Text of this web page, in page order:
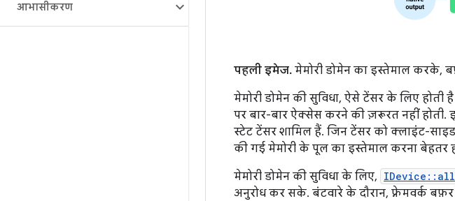
आभासीकरण
पहली इमेज. मेमोरी डोमेन का इस्तेमाल करके,
मेमोरी डोमेन की सुविधा, ऐसे टेंसर के लिए होती
पर बार-बार ऐक्सेस करने की ज़रूरत नहीं
स्टेट टेंसर शामिल हैं. जिन टेंसर को क्लाइंट-
की गई मेमोरी के पूल का इस्तेमाल करना बेहतर
मेमोरी डोमेन की सुविधा के लिए,
अनुरोध कर सके. बंटवारे के दौरान, फ़्रेमवर्क बफ़र